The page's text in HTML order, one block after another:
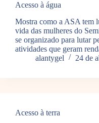
Acesso à água
Mostra como a ASA tem
vida das mulheres do
se organizado para lutar
atividades que geram
alantygel
24 de
Acesso à terra